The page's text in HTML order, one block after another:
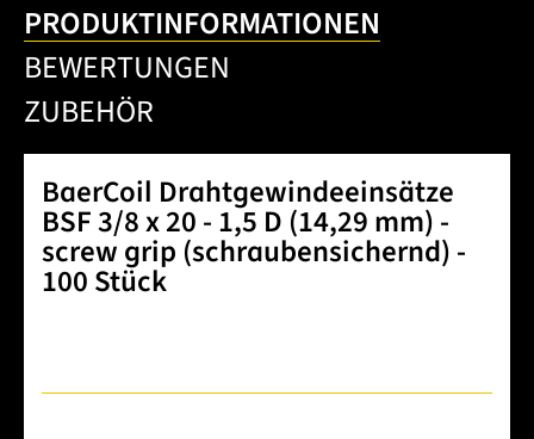
PRODUKTINFORMATIONEN
BEWERTUNGEN
ZUBEHÖR
BaerCoil Drahtgewindeeinsätze
BSF 3/8 x 20 - 1,5 D (14,29 mm) -
screw grip (schraubensichernd) -
100 Stück